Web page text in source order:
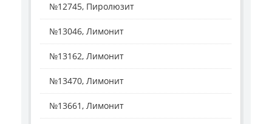
№12745, Пиролюзит
№13046, Лимонит
№13162, Лимонит
№13470, Лимонит
№13661, Лимонит